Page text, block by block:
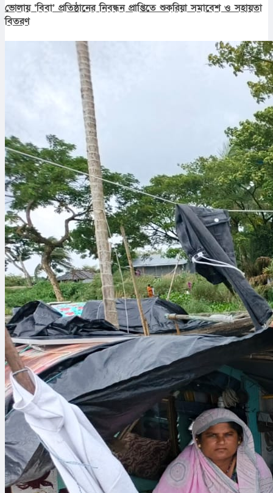
ভোলায় ‘বিবা’ প্রতিষ্ঠানের নিবন্ধন প্রাপ্তিতে শুকরিয়া সমাবেশ ও সহায়তা
বিতরণ